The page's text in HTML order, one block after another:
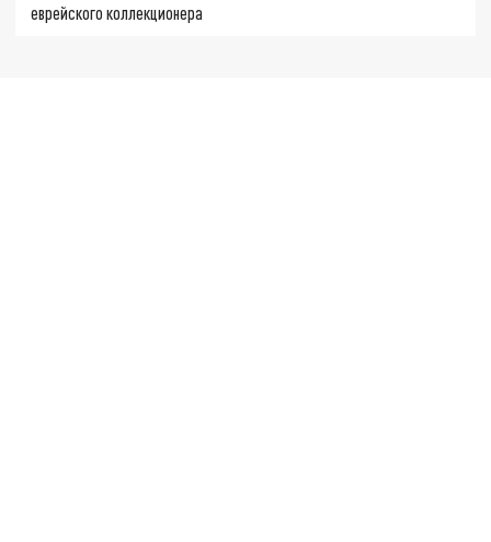
еврейского коллекционера